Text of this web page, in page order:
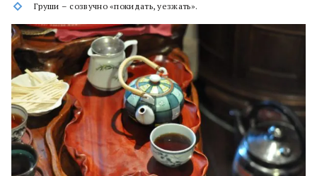
Груши – созвучно «покидать, уезжать».